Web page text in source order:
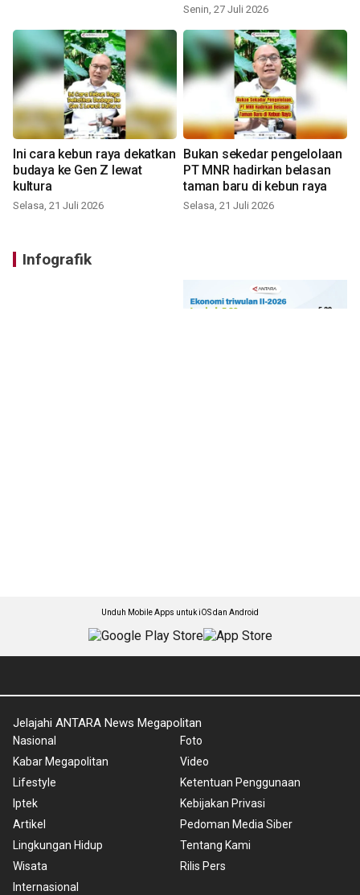
Senin, 27 Juli 2026
Ini cara kebun raya dekatkan
budaya ke Gen Z lewat
kultura
Selasa, 21 Juli 2026
Bukan sekedar pengelolaan
PT MNR hadirkan belasan
taman baru di kebun raya
Selasa, 21 Juli 2026
Infografik
Unduh Mobile Apps untuk iOS dan Android
Jelajahi ANTARA News Megapolitan
Nasional
Kabar Megapolitan
Lifestyle
Iptek
Artikel
Lingkungan Hidup
Wisata
Internasional
Foto
Video
Ketentuan Penggunaan
Kebijakan Privasi
Pedoman Media Siber
Tentang Kami
Rilis Pers